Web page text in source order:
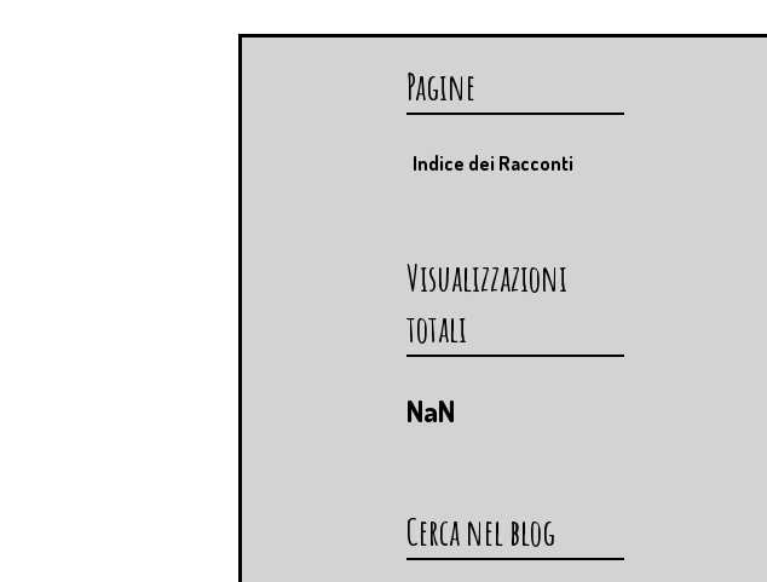
Pagine
Indice dei Racconti
Visualizzazioni
totali
NaN
Cerca nel blog